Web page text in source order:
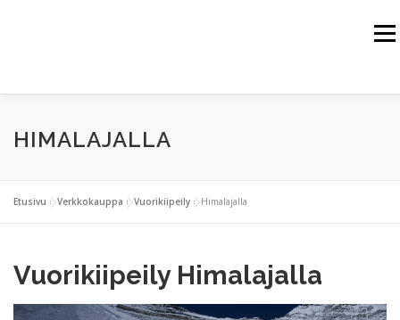
KALLIOVUORET ARKTINEN ALUE
HIMALAJALLA
Etusivu »Verkkokauppa »Vuorikiipeily »Himalajalla
Vuorikiipeily Himalajalla